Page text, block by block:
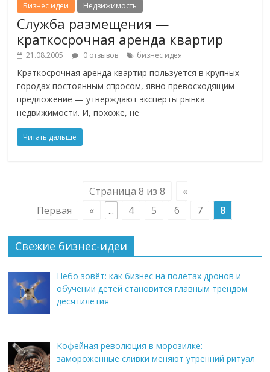
Бизнес идеи Недвижимость
Служба размещения —
краткосрочная аренда квартир
21.08.2005 0 отзывов бизнес идея
Краткосрочная аренда квартир пользуется в крупных
городах постоянным спросом, явно превосходящим
предложение — утверждают эксперты рынка
недвижимости. И, похоже, не
Читать дальше
Страница 8 из 8
«
Первая
« ... 4 5 6 7 8
Свежие бизнес-идеи
Небо зовёт: как бизнес на полётах дронов и
обучении детей становится главным трендом
десятилетия
Кофейная революция в морозилке:
замороженные сливки меняют утренний ритуал